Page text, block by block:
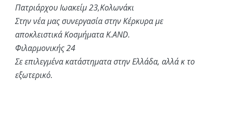
Πατριάρχου Ιωακείμ 23,Κολωνάκι
Στην νέα μας συνεργασία στην Κέρκυρα με
αποκλειστικά Κοσμήματα K.AND.
Φιλαρμονικής 24
Σε επιλεγμένα κατάστηματα στην Ελλάδα, αλλά κ το
εξωτερικό.